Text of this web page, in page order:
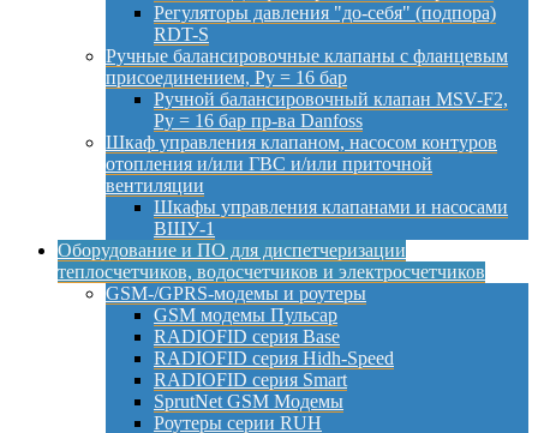
Регуляторы давления "до-себя" (подпора)
RDT-S
Ручные балансировочные клапаны с фланцевым
присоединением, Py = 16 бар
Ручной балансировочный клапан MSV-F2,
Py = 16 бар пр-ва Danfoss
Шкаф управления клапаном, насосом контуров
отопления и/или ГВС и/или приточной
вентиляции
Шкафы управления клапанами и насосами
ВШУ-1
Оборудование и ПО для диспетчеризации
теплосчетчиков, водосчетчиков и электросчетчиков
GSM-/GPRS-модемы и роутеры
GSM модемы Пульсар
RADIOFID серия Base
RADIOFID серия Hidh-Speed
RADIOFID серия Smart
SprutNet GSM Модемы
Роутеры серии RUH